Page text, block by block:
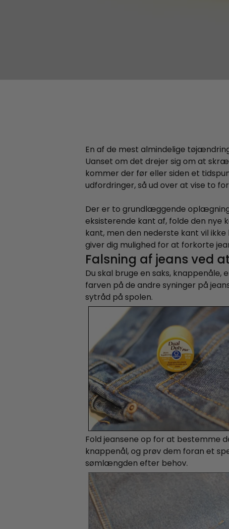
En af de mest almindelige
Uanset om det drejer sig om at
kommer der før eller siden et
udfordringer, så ud over at vise to
Der er to grundlæggende
eksisterende kant af, folde den
kant, men den nederste kant vil
giver dig mulighed for at forkorte
Falsning af jeans ved
Du skal bruge en saks,
farven på de andre syninger på
sytråd på spolen.
Fold jeansene op for at bestemme
knappenål, og prøv dem foran et
sømlængden efter behov.